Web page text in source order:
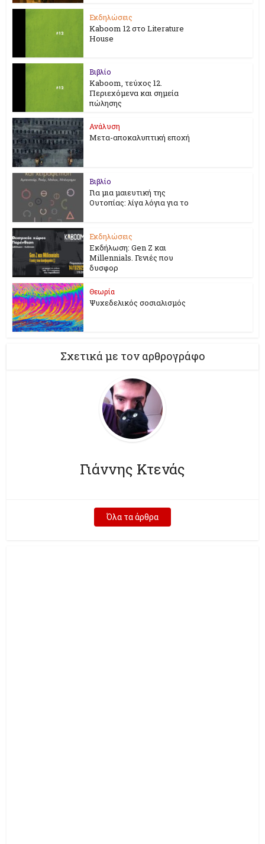
Εκδηλώσεις
Kaboom 12 στο Literature
House
Βιβλίο
Kaboom, τεύχος 12.
Περιεχόμενα και σημεία
πώλησης
Ανάλυση
Μετα-αποκαλυπτική εποχή
Βιβλίο
Για μια μαιευτική της
Ουτοπίας: λίγα λόγια για το
Εκδηλώσεις
Εκδήλωση: Gen Z και
Millennials. Γενιές που
δυσφορ
Θεωρία
Ψυχεδελικός σοσιαλισμός
Σχετικά με τον αρθρογράφο
Γιάννης Κτενάς
Όλα τα άρθρα